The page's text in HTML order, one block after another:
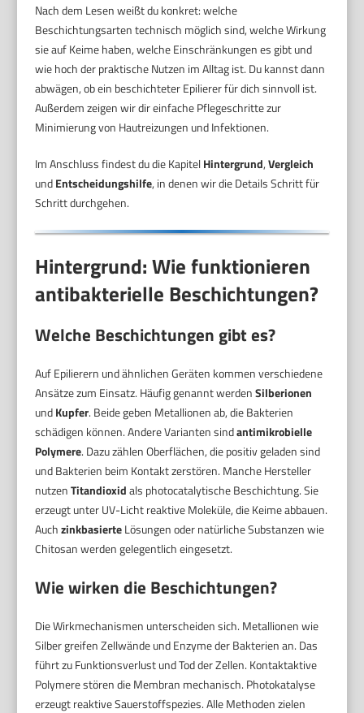
Nach dem Lesen weißt du konkret: welche
Beschichtungsarten technisch möglich sind, welche Wirkung
sie auf Keime haben, welche Einschränkungen es gibt und
wie hoch der praktische Nutzen im Alltag ist. Du kannst dann
abwägen, ob ein beschichteter Epilierer für dich sinnvoll ist.
Außerdem zeigen wir dir einfache Pflegeschritte zur
Minimierung von Hautreizungen und Infektionen.
Im Anschluss findest du die KapitelHintergrund,Vergleich
undEntscheidungshilfe, in denen wir die Details Schritt für
Schritt durchgehen.
Hintergrund: Wie funktionieren
antibakterielle Beschichtungen?
Welche Beschichtungen gibt es?
Auf Epilierern und ähnlichen Geräten kommen verschiedene
Ansätze zum Einsatz. Häufig genannt werdenSilberionen
undKupfer. Beide geben Metallionen ab, die Bakterien
schädigen können. Andere Varianten sindantimikrobielle
Polymere. Dazu zählen Oberflächen, die positiv geladen sind
und Bakterien beim Kontakt zerstören. Manche Hersteller
nutzenTitandioxidals photocatalytische Beschichtung. Sie
erzeugt unter UV-Licht reaktive Moleküle, die Keime abbauen.
AuchzinkbasierteLösungen oder natürliche Substanzen wie
Chitosan werden gelegentlich eingesetzt.
Wie wirken die Beschichtungen?
Die Wirkmechanismen unterscheiden sich. Metallionen wie
Silber greifen Zellwände und Enzyme der Bakterien an. Das
führt zu Funktionsverlust und Tod der Zellen. Kontaktaktive
Polymere stören die Membran mechanisch. Photokatalyse
erzeugt reaktive Sauerstoffspezies. Alle Methoden zielen